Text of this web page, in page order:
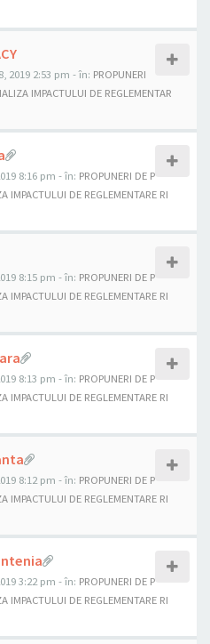
2019 2:53 pm - în: PROPUNERI
IMPACTULUI DE REGLEMENTAR
8:16 pm - în: PROPUNERI DE P
IMPACTULUI DE REGLEMENTARE RI
8:15 pm - în: PROPUNERI DE P
IMPACTULUI DE REGLEMENTARE RI
8:13 pm - în: PROPUNERI DE P
IMPACTULUI DE REGLEMENTARE RI
8:12 pm - în: PROPUNERI DE P
IMPACTULUI DE REGLEMENTARE RI
3:22 pm - în: PROPUNERI DE P
IMPACTULUI DE REGLEMENTARE RI